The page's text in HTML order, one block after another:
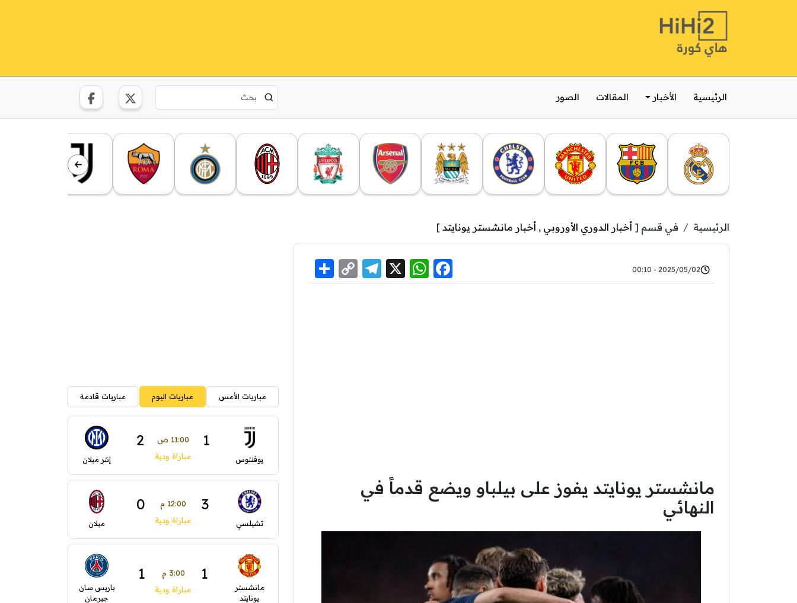
الرئيسية الأخبار المقالات الصور
الرئيسية في قسم [ أخبار الدوري الأوروبي , أخبار مانشستر يونايتد ]
2025/05/02 - 00:10
Facebook
WhatsApp
X
Telegram
Copy
Link
مانشستر يونايتد يفوز على بيلباو ويضع قدماً في
النهائي
مباريات الأمس مباريات اليوم مباريات قادمة
يوفنتوس
1 11:00 ص 2
مباراة ودية إنتر ميلان
تشيلسي
3 12:00 م 0
مباراة ودية ميلان
مانشستر
يونايتد
1 3:00 م 1
مباراة ودية
باريس سان
جيرمان